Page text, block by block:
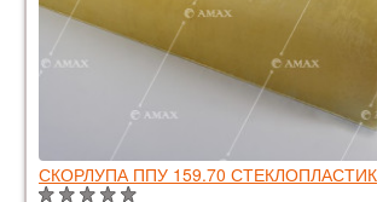
СКОРЛУПА ППУ 159.70 СТЕКЛОПЛАСТИК